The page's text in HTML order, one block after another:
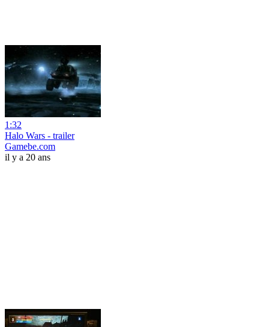
1:32
Halo Wars - trailer
Gamebe.com
il y a 20 ans